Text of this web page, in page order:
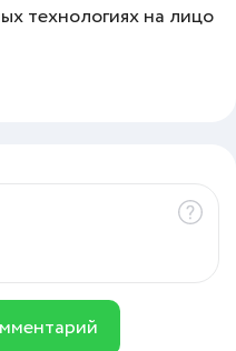
технологиях на лицо